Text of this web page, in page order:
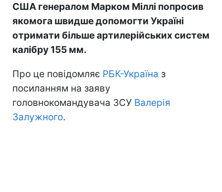
США генералом Марком Міллі попросив
якомога швидше допомогти Україні
отримати більше артилерійських систем
калібру 155 мм.
Про це повідомляє РБК-Україна з
посиланням на заяву
головнокомандувача ЗСУ Валерія
Залужного.